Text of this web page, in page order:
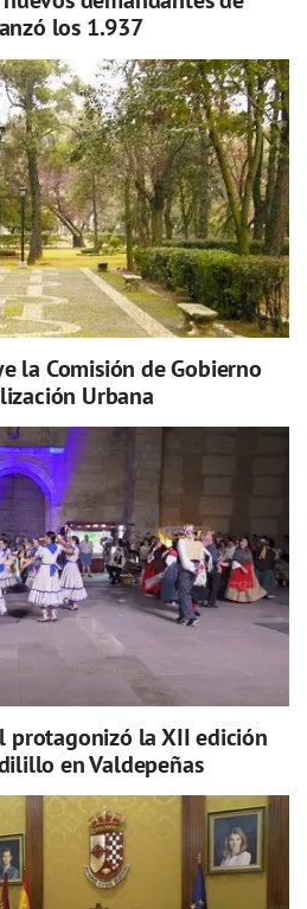
los 1.937
la Comisión de Gobierno
Urbana
protagonizó la XII edición
en Valdepeñas